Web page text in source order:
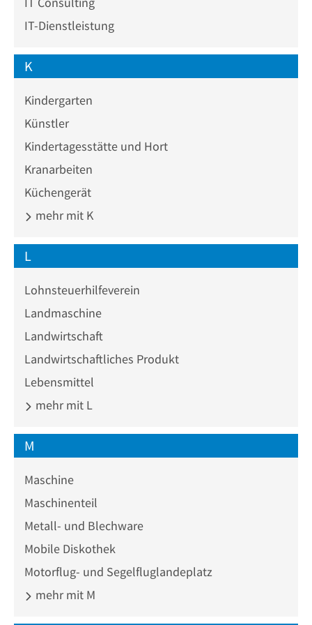
IT-Dienstleistung
K
Kindergarten
Künstler
Kindertagesstätte und Hort
Kranarbeiten
Küchengerät
mehr mit K
L
Lohnsteuerhilfeverein
Landmaschine
Landwirtschaft
Landwirtschaftliches Produkt
Lebensmittel
mehr mit L
M
Maschine
Maschinenteil
Metall- und Blechware
Mobile Diskothek
Motorflug- und Segelfluglandeplatz
mehr mit M